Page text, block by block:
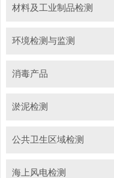
材料及工业制品检测
环境检测与监测
消毒产品
淤泥检测
公共卫生区域检测
海上风电检测